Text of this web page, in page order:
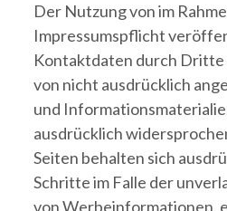
Der Nutzung von im
Impressumspflicht
Kontaktdaten durch Dritte
von nicht ausdrücklich
und
ausdrücklich
Seiten behalten sich
Schritte im Falle der
von Werbeinformationen,